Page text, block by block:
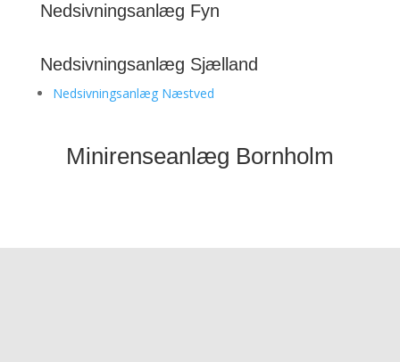
Nedsivningsanlæg Fyn
Nedsivningsanlæg Sjælland
Nedsivningsanlæg Næstved
Minirenseanlæg Bornholm